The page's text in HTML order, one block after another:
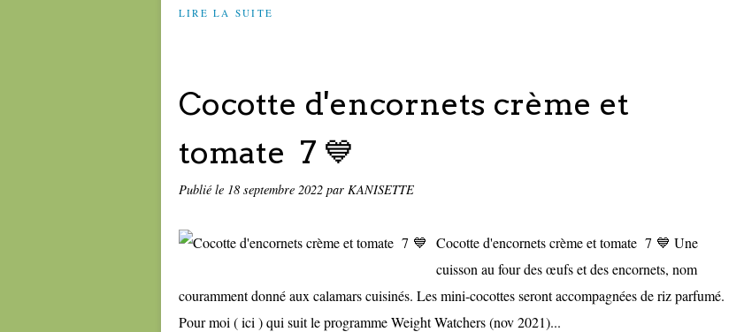
LIRE LA SUITE
Cocotte d'encornets crème et
tomate 7 💙
Publié le 18 septembre 2022 par KANISETTE
Cocotte d'encornets crème et tomate 7 💙 Une
cuisson au four des œufs et des encornets, nom
couramment donné aux calamars cuisinés. Les mini-cocottes seront accompagnées de riz parfumé.
Pour moi ( ici ) qui suit le programme Weight Watchers (nov 2021)...